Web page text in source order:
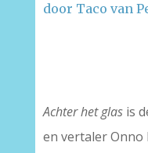
door Taco van
Achter het glasis
en vertaler Onno